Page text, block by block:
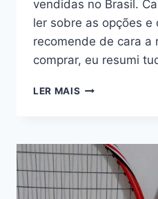
vendidas no Brasil.
ler sobre as opções e
recomende de cara a
comprar, eu resumi
LER MAIS AS
PARA
INICIANTES
–
2021